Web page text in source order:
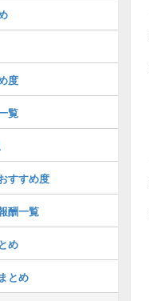
度
覧
すすめ度
酬一覧
め
とめ